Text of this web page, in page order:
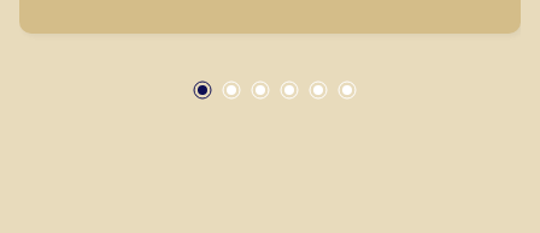
lançamentos da cidade de Ribeirão Preto.